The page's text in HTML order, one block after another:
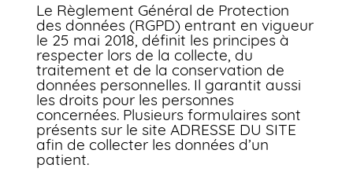
Le Règlement Général de Protection
des données (RGPD) entrant en vigueur
le 25 mai 2018, définit les principes à
respecter lors de la collecte, du
traitement et de la conservation de
données personnelles. Il garantit aussi
les droits pour les personnes
concernées. Plusieurs formulaires sont
présents sur le site ADRESSE DU SITE
afin de collecter les données d’un
patient.